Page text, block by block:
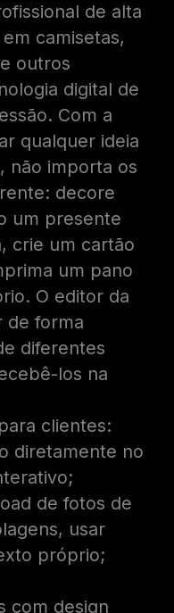
de alta
camisetas,
outros
digital de
Com a
qualquer ideia
não importa os
decore
um presente
crie um cartão
um pano
O editor da
de forma
diferentes
los na
clientes:
diretamente no
de fotos de
usar
próprio;
com design